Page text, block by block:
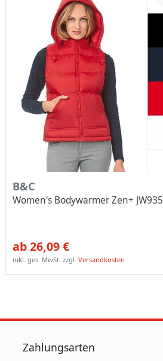
B&C
Women's Bodywarmer Zen+ JW935
ab 26,09 €
inkl. ges. MwSt. zzgl.Versandkosten
Zahlungsarten